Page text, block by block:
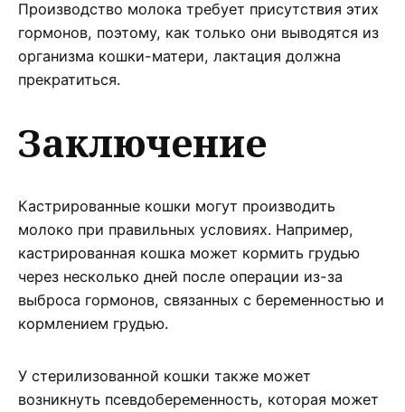
Производство молока требует присутствия этих
гормонов, поэтому, как только они выводятся из
организма кошки-матери, лактация должна
прекратиться.
Заключение
Кастрированные кошки могут производить
молоко при правильных условиях. Например,
кастрированная кошка может кормить грудью
через несколько дней после операции из-за
выброса гормонов, связанных с беременностью и
кормлением грудью.
У стерилизованной кошки также может
возникнуть псевдобеременность, которая может